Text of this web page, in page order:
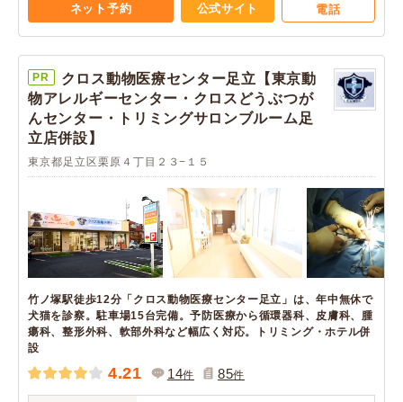
ネット予約 公式サイト 電話
PR
クロス動物医療センター足立【東京動
物アレルギーセンター・クロスどうぶつが
んセンター・トリミングサロンブルーム足
立店併設】
東京都足立区栗原４丁目２３−１５
竹ノ塚駅徒歩12分「クロス動物医療センター足立」は、年中無休で
犬猫を診察。駐車場15台完備。予防医療から循環器科、皮膚科、腫
瘍科、整形外科、軟部外科など幅広く対応。トリミング・ホテル併
設
4.21 14件 85件